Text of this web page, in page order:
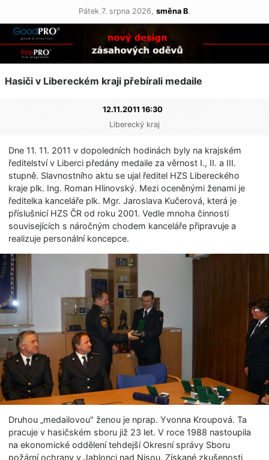
Pátek 7. srpna 2026, směna B.
Hasiči v Libereckém kraji přebírali medaile
12.11.2011 16:30
Liberecký kraj
Dne 11. 11. 2011 v dopoledních hodinách byly na krajském
ředitelství v Liberci předány medaile za věrnost I., II. a III.
stupně. Slavnostního aktu se ujal ředitel HZS Libereckého
kraje plk. Ing. Roman Hlinovský. Mezi oceněnými ženami je
ředitelka kanceláře plk. Mgr. Jaroslava Kučerová, která je
příslušnicí HZS ČR od roku 2001. Vedle mnoha činností
souvisejících s náročným chodem kanceláře připravuje a
realizuje personální koncepce.
Druhou „medailovou" ženou je nprap. Yvonna Kroupová. Ta
pracuje v hasičském sboru již 23 let. V roce 1988 nastoupila
na ekonomické oddělení tehdejší Okresní správy Sboru
požární ochrany v Jablonci nad Nisou. Získané zkušenosti